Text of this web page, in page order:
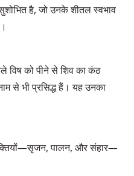
है, जो उनके शीतल स्वभाव
विष को पीने से शिव का कंठ
से भी प्रसिद्ध हैं। यह उनका
पालन, और संहार—